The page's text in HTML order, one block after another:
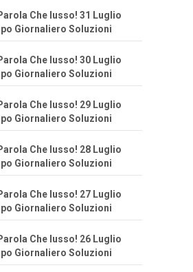
Che lusso! 31 Luglio
Giornaliero Soluzioni
Che lusso! 30 Luglio
Giornaliero Soluzioni
Che lusso! 29 Luglio
Giornaliero Soluzioni
Che lusso! 28 Luglio
Giornaliero Soluzioni
Che lusso! 27 Luglio
Giornaliero Soluzioni
Che lusso! 26 Luglio
Giornaliero Soluzioni